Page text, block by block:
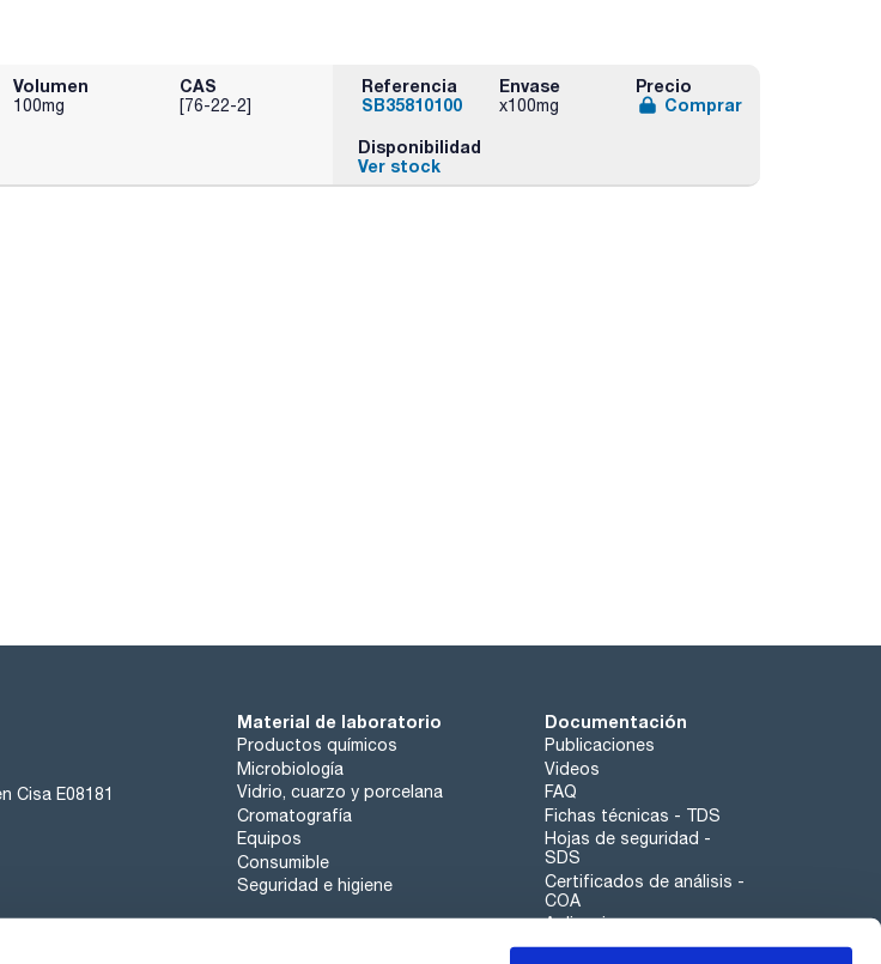
Volumen
100mg
CAS
[76-22-2]
Referencia
SB35810100
Envase
x100mg
Precio
Comprar
Disponibilidad
Ver stock
Cisa E08181
Material de laboratorio
Productos químicos
Microbiología
Vidrio, cuarzo y porcelana
Cromatografía
Equipos
Consumible
Seguridad e higiene
Documentación
Publicaciones
Videos
FAQ
Fichas técnicas - TDS
Hojas de seguridad -
SDS
Certificados de análisis -
COA
Aplicaciones
Tabla Periódica